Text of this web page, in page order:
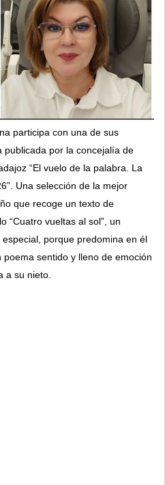
participa con una de sus
publicada por la concejalía de
“El vuelo de la palabra. La
Una selección de la mejor
que recoge un texto de
“Cuatro vueltas al sol”, un
porque predomina en él
poema sentido y lleno de emoción
a su nieto.